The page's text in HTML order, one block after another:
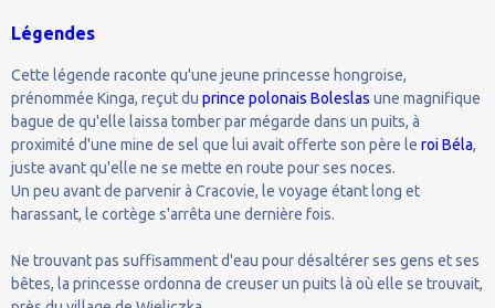
Légendes
Cette légende raconte qu'une jeune princesse hongroise,
prénommée Kinga, reçut du prince polonais Boleslas une magnifique
bague de qu'elle laissa tomber par mégarde dans un puits, à
proximité d'une mine de sel que lui avait offerte son père le roi Béla,
juste avant qu'elle ne se mette en route pour ses noces.
Un peu avant de parvenir à Cracovie, le voyage étant long et
harassant, le cortège s'arrêta une dernière fois.
Ne trouvant pas suffisamment d'eau pour désaltérer ses gens et ses
bêtes, la princesse ordonna de creuser un puits là où elle se trouvait,